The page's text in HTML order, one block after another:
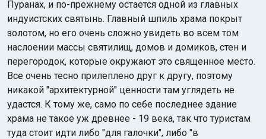
Пуранах, и по-прежнему остается одной из главных
индуистских святынь. Главный шпиль храма покрыт
золотом, но его очень сложно увидеть во всем том
наслоении массы святилищ, домов и домиков, стен и
перегородок, которые окружают это священное место.
Все очень тесно прилеплено друг к другу, поэтому
никакой "архитектурной" ценности там углядеть не
удастся. К тому же, само по себе последнее здание
храма не такое уж древнее - 19 века, так что туристам
туда стоит идти либо "для галочки", либо "в